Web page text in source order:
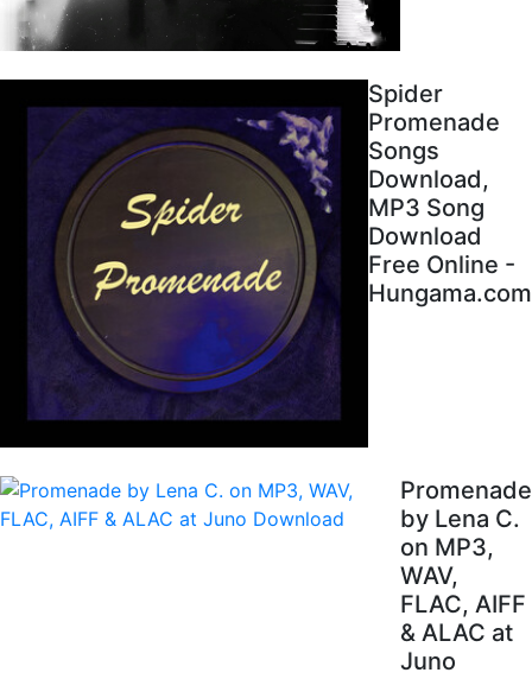
Spider
Promenade
Songs
Download,
MP3 Song
Download
Free Online -
Hungama.com
Promenade
by Lena C.
on MP3,
WAV,
FLAC, AIFF
& ALAC at
Juno